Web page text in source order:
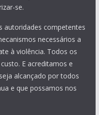
se.
autoridades competentes
necessários a
à violência. Todos os
E acreditamos e
alcançado por todos
e que possamos nos